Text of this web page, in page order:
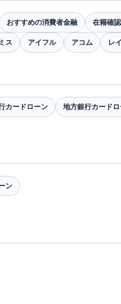
おすすめの消費者金融 在籍確
ス アイフル アコム レ
カードローン 地方銀行カード
ン